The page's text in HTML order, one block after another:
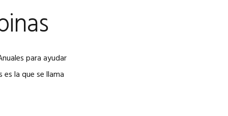
para ayudar
la que se llama